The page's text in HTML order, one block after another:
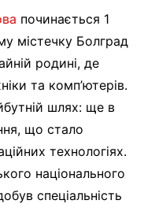
починається 1
містечку Болград
родині, де
та комп’ютерів.
шлях: ще в
що стало
технологіях.
національного
спеціальність